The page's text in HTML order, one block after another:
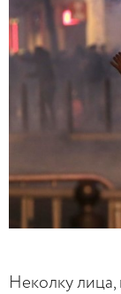
Неколку